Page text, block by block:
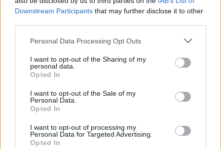
Downstream Participants that may further disclose it to other
Personal Data Processing Opt Outs
I want to opt-out of the Sharing of my
personal data.
Opted In
I want to opt-out of the Sale of my
Personal Data.
Opted In
I want to opt-out of processing my
Personal Data for Targeted Advertising.
Opted In
A rovat további cikkei